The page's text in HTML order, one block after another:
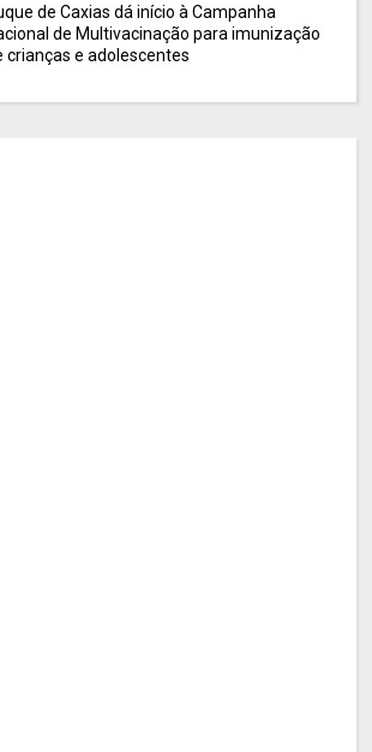
de Caxias dá início à Campanha
de Multivacinação para imunização
crianças e adolescentes